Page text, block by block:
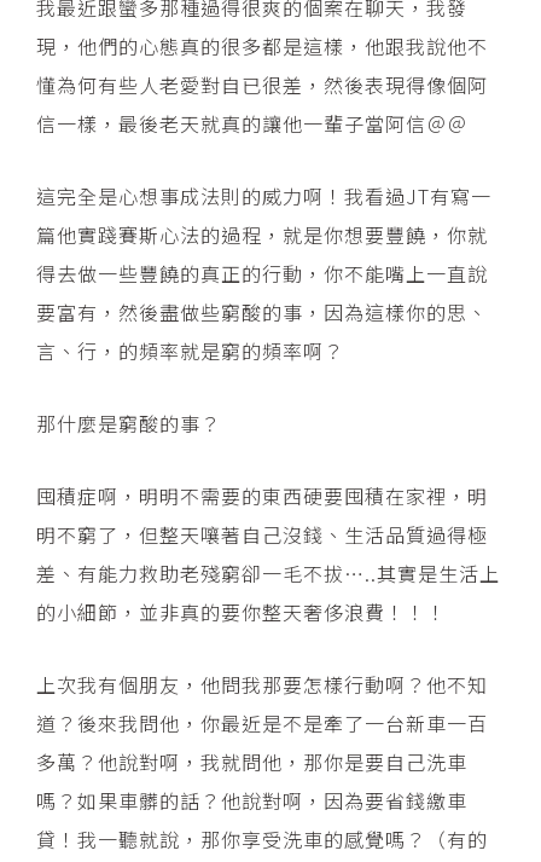
我最近跟蠻多那種過得很爽的個案在聊天，我發
現，他們的心態真的很多都是這樣，他跟我說他不
懂為何有些人老愛對自已很差，然後表現得像個阿
信一樣，最後老天就真的讓他一輩子當阿信＠＠
這完全是心想事成法則的威力啊！我看過JT有寫一
篇他實踐賽斯心法的過程，就是你想要豐饒，你就
得去做一些豐饒的真正的行動，你不能嘴上一直說
要富有，然後盡做些窮酸的事，因為這樣你的思、
言、行，的頻率就是窮的頻率啊？
那什麼是窮酸的事？
囤積症啊，明明不需要的東西硬要囤積在家裡，明
明不窮了，但整天嚷著自己沒錢、生活品質過得極
差、有能力救助老殘窮卻一毛不拔…..其實是生活上
的小細節，並非真的要你整天奢侈浪費！！！
上次我有個朋友，他問我那要怎樣行動啊？他不知
道？後來我問他，你最近是不是牽了一台新車一百
多萬？他說對啊，我就問他，那你是要自己洗車
嗎？如果車髒的話？他說對啊，因為要省錢繳車
貸！我一聽就說，那你享受洗車的感覺嗎？（有的